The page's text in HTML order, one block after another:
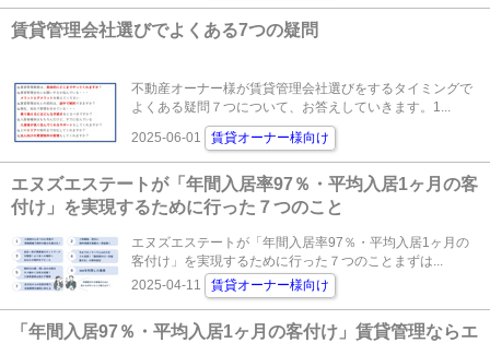
賃貸管理会社選びでよくある7つの疑問
不動産オーナー様が賃貸管理会社選びをするタイミングで
よくある疑問７つについて、お答えしていきます。1...
2025-06-01
賃貸オーナー様向け
エヌズエステートが「年間入居率97％・平均入居1ヶ月の客
付け」を実現するために行った７つのこと
エヌズエステートが「年間入居率97％・平均入居1ヶ月の
客付け」を実現するために行った７つのことまずは...
2025-04-11
賃貸オーナー様向け
「年間入居97％・平均入居1ヶ月の客付け」賃貸管理ならエ